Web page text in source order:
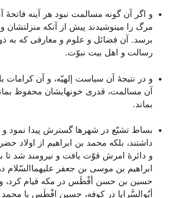
و اگر آن‌ گونه‌ مسالمت‌ نبود هر آينه‌
مرگ‌ را مینوشيدند پيش‌ از آنکه‌
برسد. آن‌ فضائل‌ و علوم‌ و معارفی که‌ به‌
رسالت‌ و اهل‌ بيت‌ نبوّت‌.
و در نتيجۀ آن‌ سياست‌ إلهيّه‌، و آن‌ کرامات‌
آن‌ مسالمت‌، قدری خونهايشان‌ محفوظ‌
بماند.
بساط‌ تشيّع‌ در شهرها گسترش‌ پيدا نمود
داشتند، بلکه‌ محمد بن‌ ابراهيم‌ از اولاد
و دائرۀ امرش‌ قوّت‌ يافت‌ و نيرومند شد تا
ابراهيم‌ بن‌ موسی بن‌ جعفر
حسين‌ بن‌ حسن أفْطَس‌ در مکه‌ قيام‌ کرد،
أبُوالسَّرايا در کوفه‌، حسين‌ افْطَس‌ با محمد